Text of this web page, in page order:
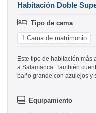
Habitación Doble
Tipo de cama
1 Cama de matrimonio
Este tipo de habitación más
a Salamanca. También
baño grande con azulejos y
Equipamiento